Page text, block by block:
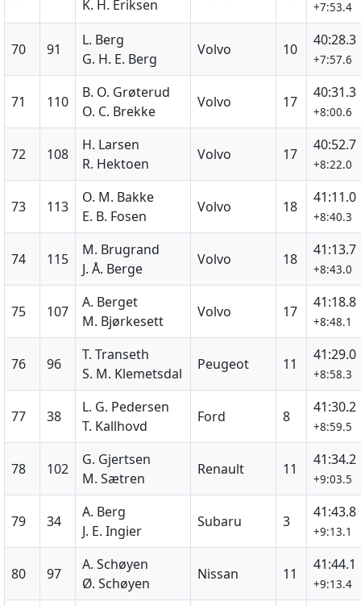
K. H. Eriksen
+7:53.4
70 91
L. Berg
G. H. E. Berg
Volvo 10
40:28.3
+7:57.6
71 110
B. O. Grøterud
O. C. Brekke
Volvo 17
40:31.3
+8:00.6
72 108
H. Larsen
R. Hektoen
Volvo 17
40:52.7
+8:22.0
73 113
O. M. Bakke
E. B. Fosen
Volvo 18
41:11.0
+8:40.3
74 115
M. Brugrand
J. Å. Berge
Volvo 18
41:13.7
+8:43.0
75 107
A. Berget
M. Bjørkesett
Volvo 17
41:18.8
+8:48.1
76 96
T. Transeth
S. M. Klemetsdal
Peugeot 11
41:29.0
+8:58.3
77 38
L. G. Pedersen
T. Kallhovd
Ford 8
41:30.2
+8:59.5
78 102
G. Gjertsen
M. Sætren
Renault 11
41:34.2
+9:03.5
79 34
A. Berg
J. E. Ingier
Subaru 3
41:43.8
+9:13.1
80 97
A. Schøyen
Ø. Schøyen
Nissan 11
41:44.1
+9:13.4